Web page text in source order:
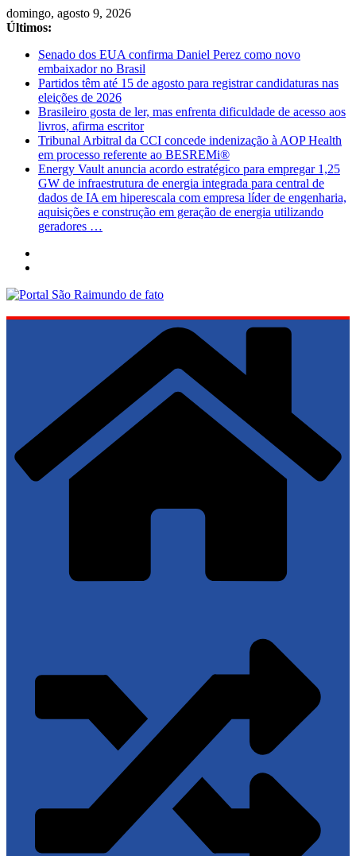
Pular
para
conteúdo
domingo, agosto 9, 2026
Últimos:
Senado dos EUA confirma Daniel Perez como novo
embaixador no Brasil
Partidos têm até 15 de agosto para registrar candidaturas nas
eleições de 2026
Brasileiro gosta de ler, mas enfrenta dificuldade de acesso aos
livros, afirma escritor
Tribunal Arbitral da CCI concede indenização à AOP Health
em processo referente ao BESREMi®
Energy Vault anuncia acordo estratégico para empregar 1,25
GW de infraestrutura de energia integrada para central de
dados de IA em hiperescala com empresa líder de engenharia,
aquisições e construção em geração de energia utilizando
geradores …